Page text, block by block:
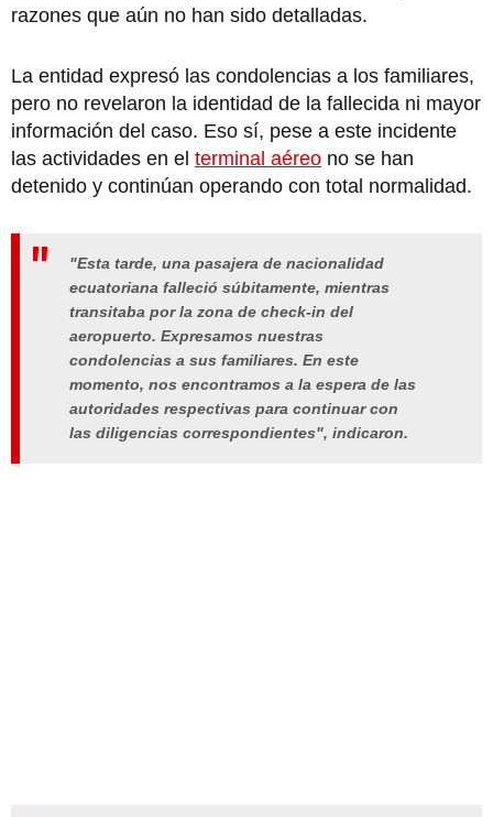
razones que aún no han sido detalladas.
La entidad expresó las condolencias a los familiares,
pero no revelaron la identidad de la fallecida ni mayor
información del caso. Eso sí, pese a este incidente
las actividades en el terminal aéreo no se han
detenido y continúan operando con total normalidad.
"Esta tarde, una pasajera de nacionalidad
ecuatoriana falleció súbitamente, mientras
transitaba por la zona de check-in del
aeropuerto. Expresamos nuestras
condolencias a sus familiares. En este
momento, nos encontramos a la espera de las
autoridades respectivas para continuar con
las diligencias correspondientes", indicaron.